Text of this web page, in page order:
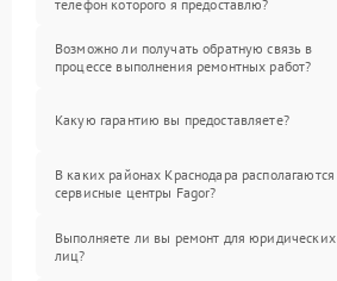
телефон которого я предоставлю?
Возможно ли получать обратную связь в
процессе выполнения ремонтных работ?
Какую гарантию вы предоставляете?
В каких районах Краснодара располагаются
сервисные центры Fagor?
Выполняете ли вы ремонт для юридических
лиц?